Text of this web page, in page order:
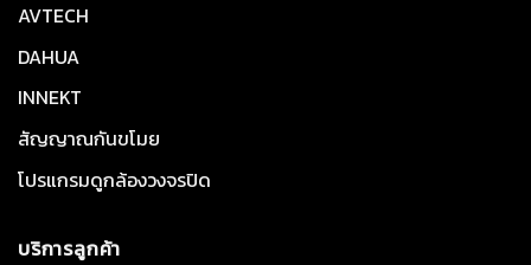
AVTECH
DAHUA
INNEKT
สัญญาณกันขโมย
โปรแกรมดูกล้องวงจรปิด
บริการลูกค้า